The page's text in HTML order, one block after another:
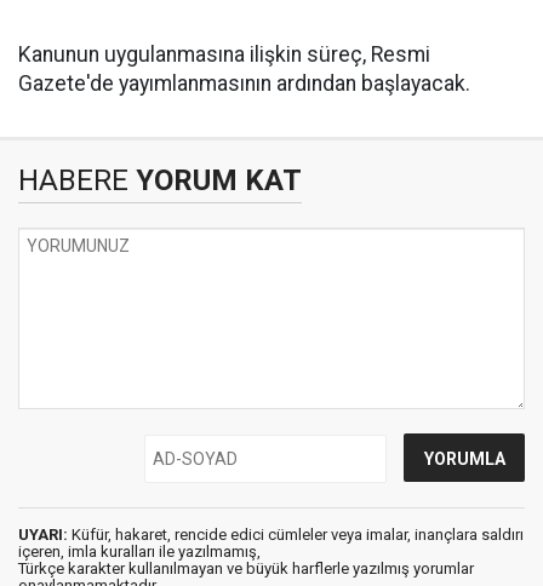
Kanunun uygulanmasına ilişkin süreç, Resmi
Gazete'de yayımlanmasının ardından başlayacak.
HABERE YORUM KAT
UYARI: Küfür, hakaret, rencide edici cümleler veya imalar, inançlara saldırı
içeren, imla kuralları ile yazılmamış,
Türkçe karakter kullanılmayan ve büyük harflerle yazılmış yorumlar